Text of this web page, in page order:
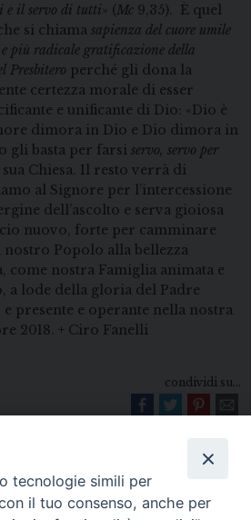
e il servo di tutti» (Mc 9,35). È quel
si chiama sapienza del cuore umile
più radicale gratificazione della
Presbitero perché gli dona la
certezza morale di esser
e unificante di Dio: «Dio è
dimora in Dio e Dio dimora in
gli basta per farsi servo, servo per
Chiesa. Il resto verrà di
al Signore per l’intercessione
dell’ascolto e serva gioiosa
nuovo, forte per camminare
Popolo alla bellezza
come nostra Famiglia animata e
a lode della gloria del Padre
presente e operante nella nostra
2018. + Ciro Fanelli
condividi su...
tecnologie simili per
il tuo consenso, anche per